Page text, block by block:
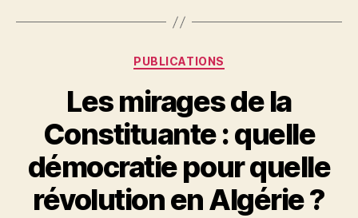
du
juillet
1962 »
Catégories
PUBLICATIONS
Les mirages de la
Constituante : quelle
démocratie pour quelle
révolution en Algérie ?
a
S